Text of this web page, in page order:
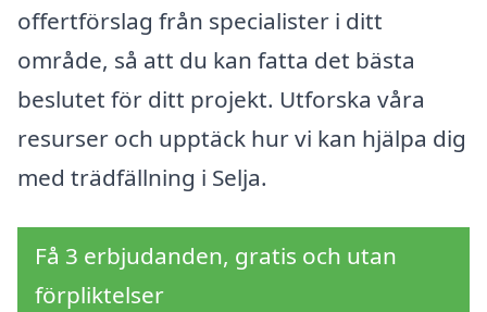
offertförslag från specialister i ditt
område, så att du kan fatta det bästa
beslutet för ditt projekt. Utforska våra
resurser och upptäck hur vi kan hjälpa dig
med trädfällning i Selja.
Få 3 erbjudanden, gratis och utan
förpliktelser